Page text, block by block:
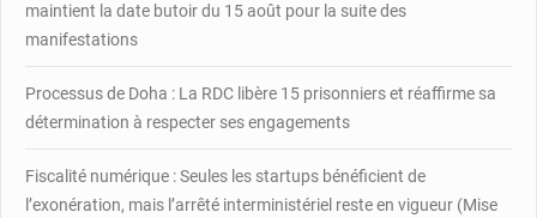
maintient la date butoir du 15 août pour la suite des
manifestations
Processus de Doha : La RDC libère 15 prisonniers et réaffirme sa
détermination à respecter ses engagements
Fiscalité numérique : Seules les startups bénéficient de
l’exonération, mais l’arrêté interministériel reste en vigueur (Mise